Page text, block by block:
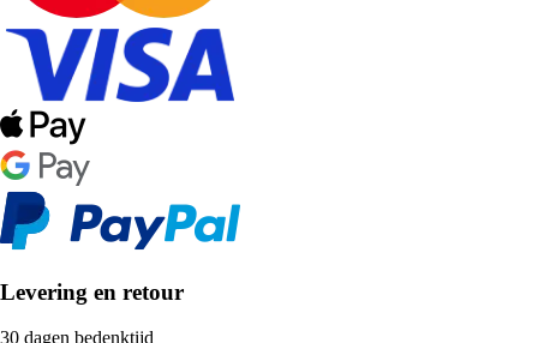
Levering en retour
30 dagen bedenktijd